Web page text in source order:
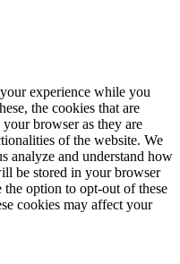
experience while you
the cookies that are
your browser as they are
of the website. We
analyze and understand how
be stored in your browser
option to opt-out of these
cookies may affect your